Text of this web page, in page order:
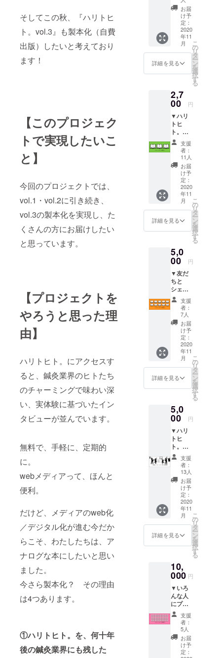
そしてこの秋、『ハリトヒ
ト。vol.3』も製本化（自費
出版）したいと考えており
ます！
【このプロジェク
トで実現したいこ
と】
今回のプロジェクトでは、
vol.1・vol.2に引き続き、
vol.3の製本化を実現し、た
くさんの方にお届けしたい
と思っています。
【プロジェクトを
やろうと思った理
由】
ハリトヒト。にアクセスす
ると、鍼灸業界のヒトたち
のチャーミングで味わい深
い、実体験に基づいたイン
タビューが並んでいます。
無料で、手軽に、定期的
に。
webメディアって、ほんと
便利。
だけど、メディアのweb化
／デジタル化が進む今だか
らこそ、わたしたちは、ア
ナログな本にしたいと思い
ました。
今さら製本化？ その理由
は4つあります。
①ハリトヒト。を、何十年
後の鍼灸業界にも残した
1,000円
リトヒ
ト。
vol.3』
1冊をお
届けし
ます！
トヒ
ト。を
手元に
置い
て、何
度も読
みた
い！」
「ハリ
トヒ
ト。を
応援し
い！」
という
方はこ
ちらか
CAMPF
IRE限定
のご提
供です
（送料
込み）
※ 定価
は1,200
円＋送
料を予
定して
います
お届
け予
定：
2020
年11
月
詳細を見る
こ
の
リ
タ
ー
ン
を
選
択
す
る
2,7
00 円
▼ハリ
トヒ
ト。
vol.3が
3冊ほし
いコー
ス
2,700円
▼ 『ハ
リトヒ
ト。
vol.3』
3冊をお
届けし
ます！
「『ハ
ト。
vol.3』
を手元
に置い
て、何
度も読
みた
い！」
「鍼灸
院に置
いて、
患者さ
んに貸
し出し
した
い！」
「保存
い！」
「ハリ
トヒ
ト。を
応援し
た
い！」
という
方はこ
ちらか
らお願
いしま
す。 ※
セット
販売は
CAMPF
IRE限定
支援
者：
11人
お届
け予
定：
2020
年11
月
詳細を見る
こ
の
リ
タ
ー
ン
を
選
択
す
る
5,0
00 円
▼友だ
ちと
シェア
コー
ス
5,000円
▼ 『ハ
リトヒ
vol.3』
10冊を
お届け
しま
す！
「友だ
ちと
トヒ
ト。
vol.3』
を共同
購入し
た
い！」
「同僚
や仲間
たちと
シェア
した
い！」
「ハリ
トヒ
ト。を
応援し
方はこ
ちらか
らお願
いしま
す。 ※
セット
販売は
CAMPF
IRE限定
です
（送料
込み）
支援
者：
7人
お届
け予
定：
2020
年11
月
詳細を見る
こ
の
リ
タ
ー
ン
を
選
択
す
る
5,0
00 円
▼ハリ
トヒ
ト。応
援コー
ス
5,000円
▼ ハリ
トヒ
ト。を
応援し
てくだ
さる方
はこち
らを。
感謝を
込めて
トヒ
ト。
vol.3』
にお名
前を掲
載させ
ていた
だきま
す。 ※
支援
時、必
ず備考
支援
者：
13人
お届
け予
定：
2020
年11
月
詳細を見る
こ
の
リ
タ
ー
ン
を
選
択
す
る
10,
000 円
▼いろ
んな人
にプレ
ゼント
コー
ス
10,000
円▼
『ハリ
支援
者：
5人
お届
け予
定：